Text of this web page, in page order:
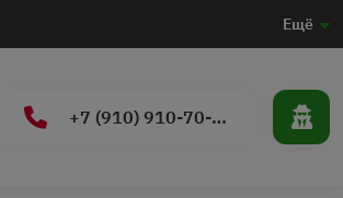
Ещё
+7 (910) 910-70-15